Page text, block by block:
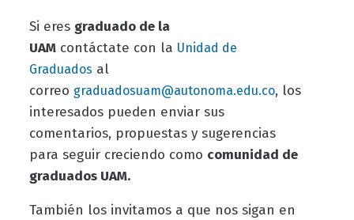
Si eres graduado de la
UAMcontáctate con la Unidad de
Graduados al
correo graduadosuam@autonoma.edu.co, los
interesados pueden enviar sus
comentarios, propuestas y sugerencias
para seguir creciendo como comunidad de
graduados UAM.
También los invitamos a que nos sigan en